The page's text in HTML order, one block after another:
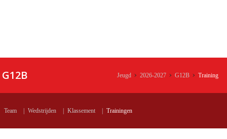
G12B Jeugd 2026-2027 G12B Training
Team Wedstrijden Klassement Trainingen